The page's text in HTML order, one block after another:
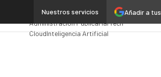
Añadir a
Nuestros servicios
Premios ComputingAnalytics
Administración PúblicaMarTech
CloudInteligencia Artificial